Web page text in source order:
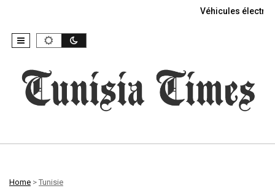
Véhicules
Home > Tunisie